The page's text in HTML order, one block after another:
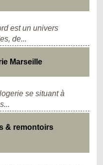
est un univers
de...
Marseille
se situant à
& remontoirs